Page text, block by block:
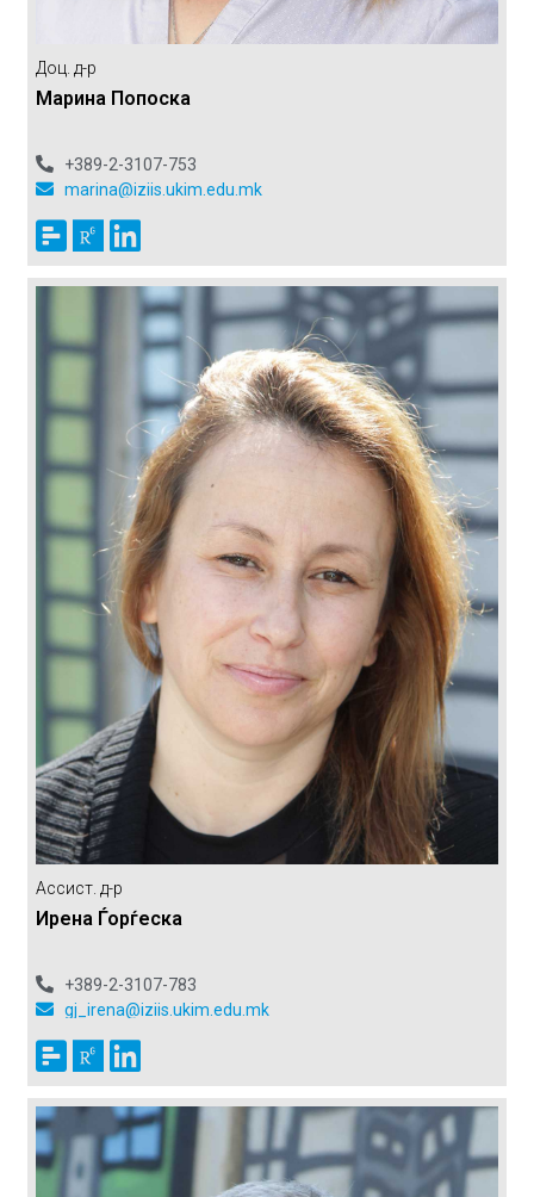
Доц. д-р
Марина Попоска
+389-2-3107-753
marina@iziis.ukim.edu.mk
Ассист. д-р
Ирена Ѓорѓеска
+389-2-3107-783
gj_irena@iziis.ukim.edu.mk